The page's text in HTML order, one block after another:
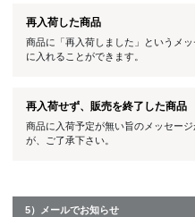
再入荷した商品
商品に「再入荷しました」というメ
に入れることができます。
再入荷せず、販売を終了した商品
商品に入荷予定が無い旨のメッセー
が、ご了承下さい。
5）メールでお知らせ